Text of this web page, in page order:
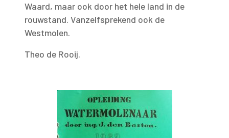
Waard, maar ook door het hele land in de
rouwstand. Vanzelfsprekend ook de
Westmolen.
Theo de Rooij.